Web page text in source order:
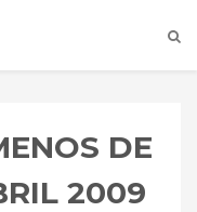
DE
2009